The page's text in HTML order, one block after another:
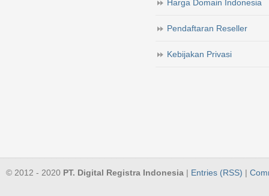
Harga Domain Indonesia
Pendaftaran Reseller
Kebijakan Privasi
© 2012 - 2020 PT. Digital Registra Indonesia | Entries (RSS) |